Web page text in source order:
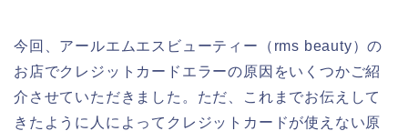
今回、アールエムエスビューティー（rms beauty）の
お店でクレジットカードエラーの原因をいくつかご紹
介させていただきました。ただ、これまでお伝えして
きたように人によってクレジットカードが使えない原